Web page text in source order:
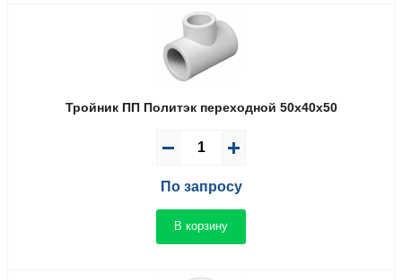
Тройник ПП Политэк переходной 50x40x50
По запросу
В корзину